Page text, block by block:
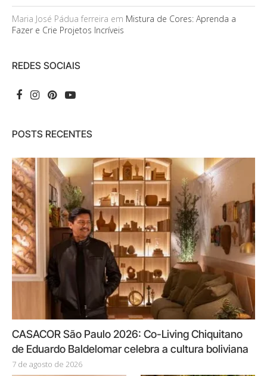
Maria José Pádua ferreira em Mistura de Cores: Aprenda a
Fazer e Crie Projetos Incríveis
REDES SOCIAIS
POSTS RECENTES
CASACOR São Paulo 2026: Co-Living Chiquitano
de Eduardo Baldelomar celebra a cultura boliviana
7 de agosto de 2026